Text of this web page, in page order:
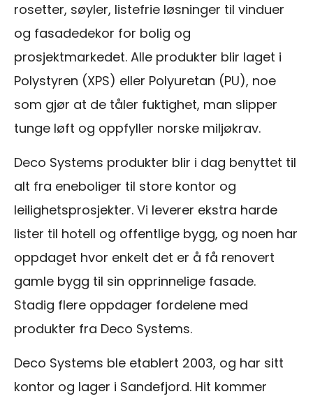
rosetter, søyler, listefrie løsninger til vinduer
og fasadedekor for bolig og
prosjektmarkedet. Alle produkter blir laget i
Polystyren (XPS) eller Polyuretan (PU), noe
som gjør at de tåler fuktighet, man slipper
tunge løft og oppfyller norske miljøkrav.
Deco Systems produkter blir i dag benyttet til
alt fra eneboliger til store kontor og
leilighetsprosjekter. Vi leverer ekstra harde
lister til hotell og offentlige bygg, og noen har
oppdaget hvor enkelt det er å få renovert
gamle bygg til sin opprinnelige fasade.
Stadig flere oppdager fordelene med
produkter fra Deco Systems.
Deco Systems ble etablert 2003, og har sitt
kontor og lager i Sandefjord. Hit kommer